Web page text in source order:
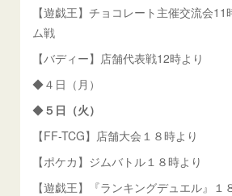
【遊戯王】チョコレート主催交流会
ム戦
【バディー】店舗代表戦12時より
◆４日（月）
◆５日（火）
【FF-TCG】店舗大会１８時より
【ポケカ】ジムバトル１８時より
【遊戯王】『ランキングデュエル』１